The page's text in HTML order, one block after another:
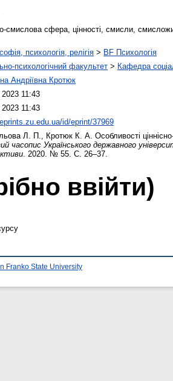
смислова сфера, цінності, смисли,
психологія, релігія > BF Психологія
психологічний факультет > Кафедра
Андріївна Кротюк
11:43
11:43
id/eprint/37969
Л. П. Кротюк К. А. Особливості
часопис Українського державного
. 2020. № 55. С. 26–37.
ввійти)
Franko State University